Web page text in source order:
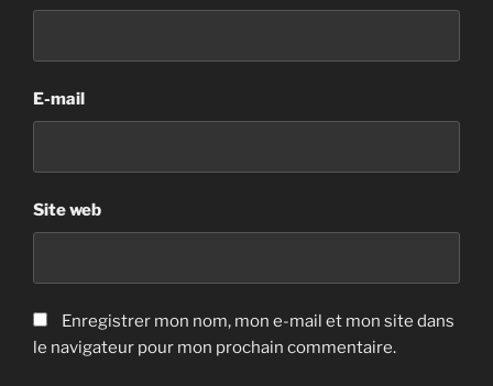
E-mail
Site web
Enregistrer mon nom, mon e-mail et mon site dans
le navigateur pour mon prochain commentaire.